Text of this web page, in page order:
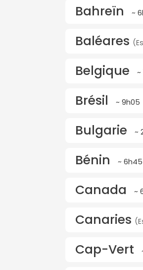
Bahreïn ~
Baléares
Belgique ~
Brésil ~ 9h05
Bulgarie ~
Bénin ~ 6h45
Canada ~
Canaries
Cap-Vert